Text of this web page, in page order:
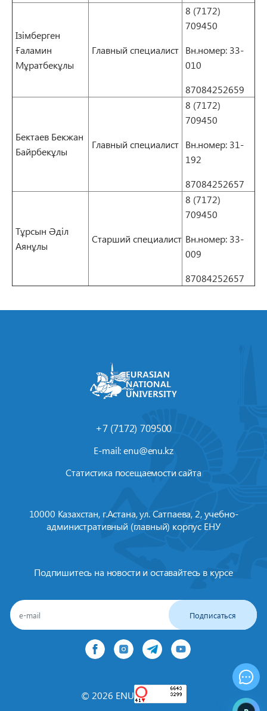
Ізімберген
Ғаламин
Мұратбекұлы
Главный специалист
8 (7172)
709450
Вн.номер: 33-
010
87084252659
Бектаев Бекжан
Байрбекұлы
Главный специалист
8 (7172)
709450
Вн.номер: 31-
192
87084252657
Тұрсын Әділ
Аянұлы
Старший специалист
8 (7172)
709450
Вн.номер: 33-
009
87084252657
+7 (7172) 709500
E-mail:enu@enu.kz
Статистика посещаемости сайта
10000 Казахстан, г.Астана, ул. Сатпаева, 2, учебно-
административный (главный) корпус ЕНУ
Подпишитесь на новости и оставайтесь в курсе
Подписаться
© 2026 ENU